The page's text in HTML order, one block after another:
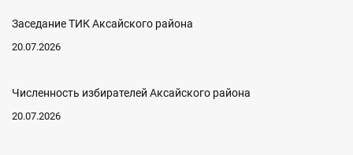
Заседание ТИК Аксайского района
20.07.2026
Численность избирателей Аксайского района
20.07.2026